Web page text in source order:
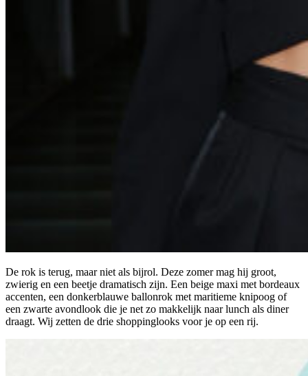
De rok is terug, maar niet als bijrol. Deze zomer mag hij groot,
zwierig en een beetje dramatisch zijn. Een beige maxi met bordeaux
accenten, een donkerblauwe ballonrok met maritieme knipoog of
een zwarte avondlook die je net zo makkelijk naar lunch als diner
draagt. Wij zetten de drie shoppinglooks voor je op een rij.